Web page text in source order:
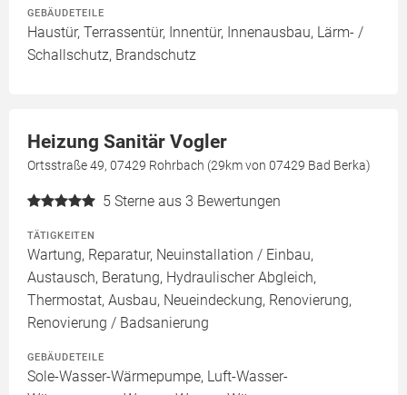
GEBÄUDETEILE
Haustür, Terrassentür, Innentür, Innenausbau, Lärm- /
Schallschutz, Brandschutz
Heizung Sanitär Vogler
Ortsstraße 49, 07429 Rohrbach (29km von 07429 Bad Berka)
5 Sterne aus 3 Bewertungen
TÄTIGKEITEN
Wartung, Reparatur, Neuinstallation / Einbau,
Austausch, Beratung, Hydraulischer Abgleich,
Thermostat, Ausbau, Neueindeckung, Renovierung,
Renovierung / Badsanierung
GEBÄUDETEILE
Sole-Wasser-Wärmepumpe, Luft-Wasser-